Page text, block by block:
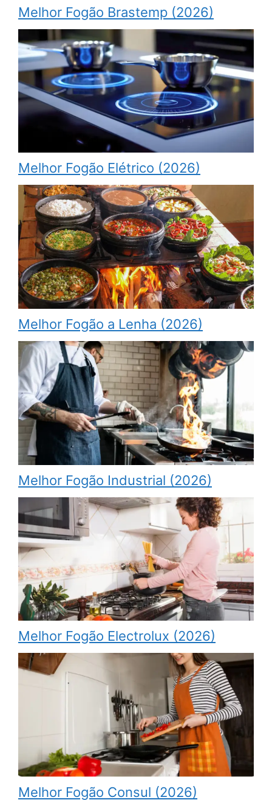
Melhor Fogão Brastemp (2026)
Melhor Fogão Elétrico (2026)
Melhor Fogão a Lenha (2026)
Melhor Fogão Industrial (2026)
Melhor Fogão Electrolux (2026)
Melhor Fogão Consul (2026)